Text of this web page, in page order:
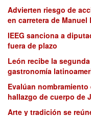
Advierten riesgo de
en carretera de Manuel
IEEG sanciona a
fuera de plazo
León recibe la
gastronomía
Evalúan
hallazgo de cuerpo de
Arte y tradición se